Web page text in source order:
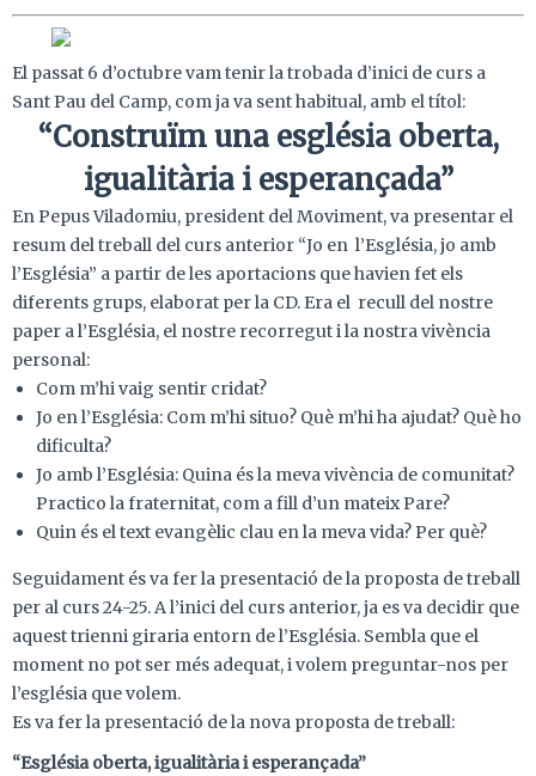
El passat 6 d’octubre vam tenir la trobada d’inici de curs a
Sant Pau del Camp, com ja va sent habitual, amb el títol:
“Construïm una església oberta,
igualitària i esperançada”
En Pepus Viladomiu, president del Moviment, va presentar el
resum del treball del curs anterior “Jo en l’Església, jo amb
l’Església” a partir de les aportacions que havien fet els
diferents grups, elaborat per la CD. Era el recull del nostre
paper a l’Església, el nostre recorregut i la nostra vivència
personal:
Com m’hi vaig sentir cridat?
Jo en l’Església: Com m’hi situo? Què m’hi ha ajudat? Què ho
dificulta?
Jo amb l’Església: Quina és la meva vivència de comunitat?
Practico la fraternitat, com a fill d’un mateix Pare?
Quin és el text evangèlic clau en la meva vida? Per què?
Seguidament és va fer la presentació de la proposta de treball
per al curs 24-25. A l’inici del curs anterior, ja es va decidir que
aquest trienni giraria entorn de l’Església. Sembla que el
moment no pot ser més adequat, i volem preguntar-nos per
l’església que volem.
Es va fer la presentació de la nova proposta de treball:
“Església oberta, igualitària i esperançada”